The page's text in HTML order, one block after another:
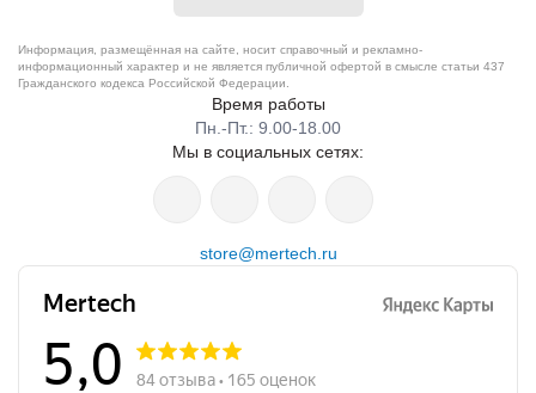
Информация, размещённая на сайте, носит справочный и рекламно-
информационный характер и не является публичной офертой в смысле статьи 437
Гражданского кодекса Российской Федерации.
Время работы
Пн.-Пт.: 9.00-18.00
Мы в социальных сетях:
store@mertech.ru